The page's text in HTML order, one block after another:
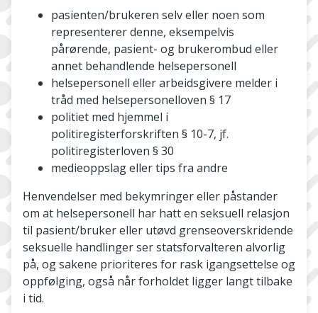
pasienten/brukeren selv eller noen som
representerer denne, eksempelvis
pårørende, pasient- og brukerombud eller
annet behandlende helsepersonell
helsepersonell eller arbeidsgivere melder i
tråd med helsepersonelloven § 17
politiet med hjemmel i
politiregisterforskriften § 10-7, jf.
politiregisterloven § 30
medieoppslag eller tips fra andre
Henvendelser med bekymringer eller påstander
om at helsepersonell har hatt en seksuell relasjon
til pasient/bruker eller utøvd grenseoverskridende
seksuelle handlinger ser statsforvalteren alvorlig
på, og sakene prioriteres for rask igangsettelse og
oppfølging, også når forholdet ligger langt tilbake
i tid.